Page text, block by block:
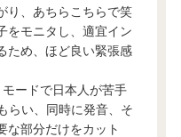
り、あちらこちらで笑
をモニタし、適宜イン
ため、ほど良い緊張感
ードで日本人が苦手
らい、同時に発音、そ
な部分だけをカット